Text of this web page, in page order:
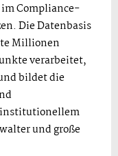
Compliance-
Die Datenbasis
Millionen
verarbeitet,
bildet die
und große